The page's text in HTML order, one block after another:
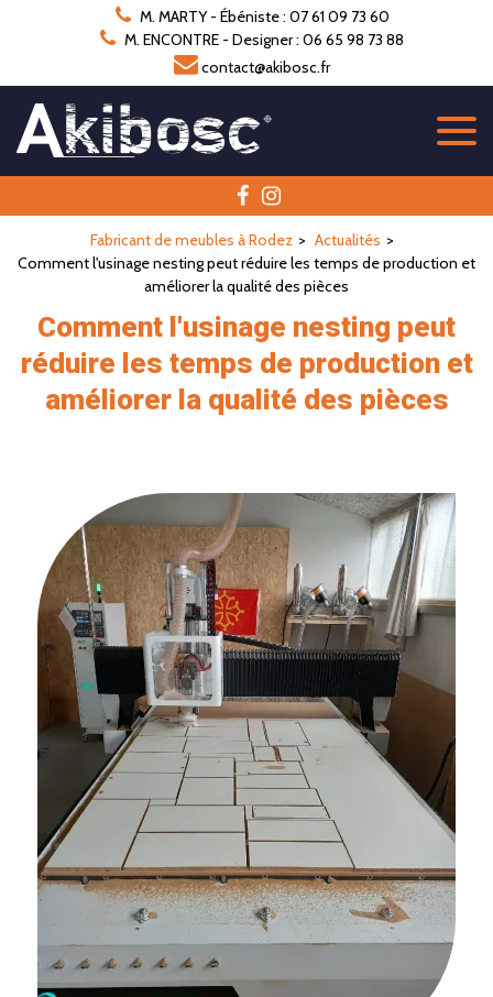
M. MARTY - Ébéniste : 07 61 09 73 60
M. ENCONTRE - Designer : 06 65 98 73 88
contact@akibosc.fr
Fabricant de meubles à Rodez
Actualités
Comment l'usinage nesting peut réduire les temps de production et
améliorer la qualité des pièces
Comment l'usinage nesting peut
réduire les temps de production et
améliorer la qualité des pièces
Panneau de gestion des cookies